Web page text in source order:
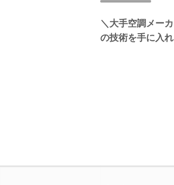
＼大手空調メー
の技術を手に入